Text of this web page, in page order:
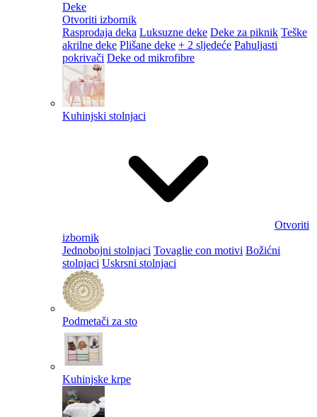
Deke
Otvoriti izbornik
Rasprodaja deka Luksuzne deke Deke za piknik Teške
akrilne deke Plišane deke + 2 sljedeće Pahuljasti
pokrivači Deke od mikrofibre
Kuhinjski stolnjaci
Otvoriti
izbornik
Jednobojni stolnjaci Tovaglie con motivi Božićni
stolnjaci Uskrsni stolnjaci
Podmetači za sto
Kuhinjske krpe